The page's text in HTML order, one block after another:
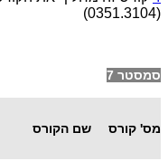
(0351.3104)
סמסטר 7
מס' קורס שם הקורס